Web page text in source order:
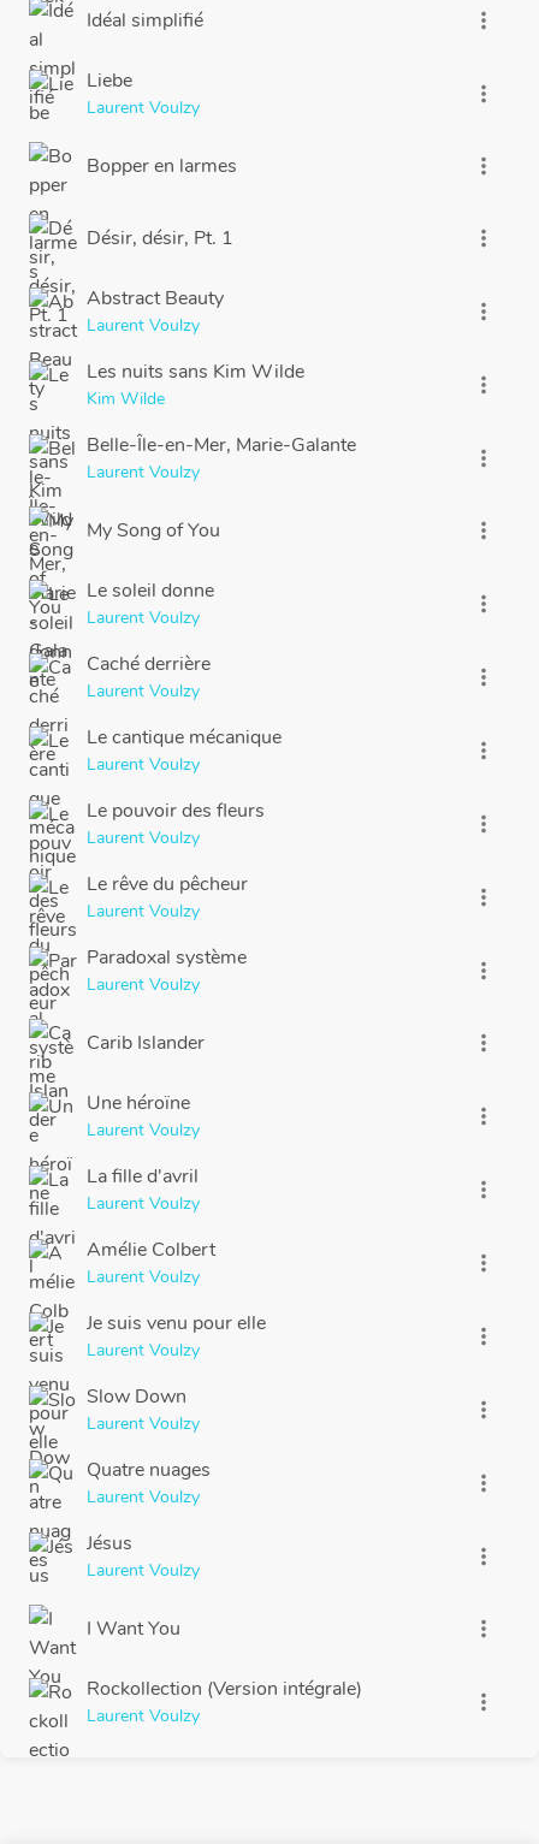
Idéal simplifié more_vert
Liebe
Laurent Voulzy
more_vert
Bopper en larmes more_vert
Désir, désir, Pt. 1 more_vert
Abstract Beauty
Laurent Voulzy
more_vert
Les nuits sans Kim Wilde
Kim Wilde
more_vert
Belle-Île-en-Mer, Marie-Galante
Laurent Voulzy
more_vert
My Song of You more_vert
Le soleil donne
Laurent Voulzy
more_vert
Caché derrière
Laurent Voulzy
more_vert
Le cantique mécanique
Laurent Voulzy
more_vert
Le pouvoir des fleurs
Laurent Voulzy
more_vert
Le rêve du pêcheur
Laurent Voulzy
more_vert
Paradoxal système
Laurent Voulzy
more_vert
Carib Islander more_vert
Une héroïne
Laurent Voulzy
more_vert
La fille d'avril
Laurent Voulzy
more_vert
Amélie Colbert
Laurent Voulzy
more_vert
Je suis venu pour elle
Laurent Voulzy
more_vert
Slow Down
Laurent Voulzy
more_vert
Quatre nuages
Laurent Voulzy
more_vert
Jésus
Laurent Voulzy
more_vert
I Want You more_vert
Rockollection (Version intégrale)
Laurent Voulzy
more_vert